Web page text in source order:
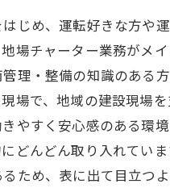
じめ、運転好きな方や
場チャーター業務がメイ
理・整備の知識のある
場で、地域の建設現場
やすく安心感のある環
どんどん取り入れていま
ため、表に出て目立つ